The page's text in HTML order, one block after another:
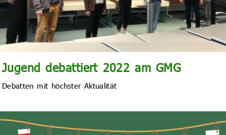
Jugend debattiert 2022 am GMG
Debatten mit höchster Aktualität